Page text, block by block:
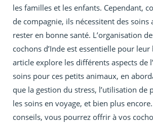
les familles et les enfants. Cependant,
de compagnie, ils nécessitent des
rester en bonne santé. L’organisation
cochons d’Inde est essentielle pour leur
article explore les différents aspects de
soins pour ces petits animaux, en
que la gestion du stress, l’utilisation de
les soins en voyage, et bien plus
conseils, vous pourrez offrir à vos